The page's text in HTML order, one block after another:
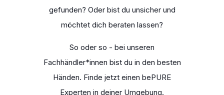
gefunden? Oder bist du unsicher und
möchtet dich beraten lassen?
So oder so - bei unseren
Fachhändler*innen bist du in den besten
Händen. Finde jetzt einen bePURE
Experten in deiner Umgebung.